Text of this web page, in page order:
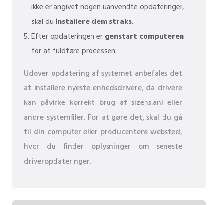
ikke er angivet nogen uanvendte opdateringer,
skal du installere dem straks.
Efter opdateringen ergenstart computeren
for at fuldføre processen.
Udover opdatering af systemet anbefales det
at installere nyeste enhedsdrivere, da drivere
kan påvirke korrekt brug af sizens.ani eller
andre systemfiler. For at gøre det, skal du gå
til din computer eller producentens websted,
hvor du finder oplysninger om seneste
driveropdateringer.